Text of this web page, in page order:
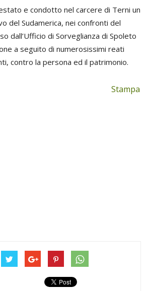
e condotto nel carcere di Terni un
del Sudamerica, nei confronti del
dall’Ufficio di Sorveglianza di Spoleto
a seguito di numerosissimi reati
contro la persona ed il patrimonio.
Stampa